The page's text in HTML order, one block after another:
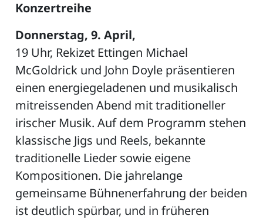
Konzertreihe
Donnerstag, 9. April,
19 Uhr, Rekizet Ettingen Michael
McGoldrick und John Doyle präsentieren
einen energiegeladenen und musikalisch
mitreissenden Abend mit traditioneller
irischer Musik. Auf dem Programm stehen
klassische Jigs und Reels, bekannte
traditionelle Lieder sowie eigene
Kompositionen. Die jahrelange
gemeinsame Bühnenerfahrung der beiden
ist deutlich spürbar, und in früheren